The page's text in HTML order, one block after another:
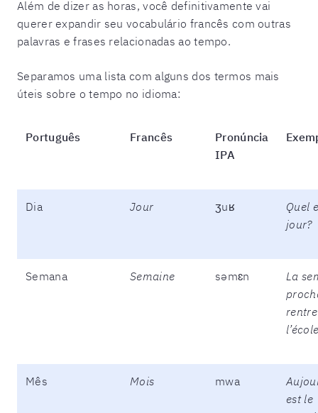
Além de dizer as horas, você definitivamente vai
querer expandir seu vocabulário francês com outras
palavras e frases relacionadas ao tempo.
Separamos uma lista com alguns dos termos mais
úteis sobre o tempo no idioma:
Português Francês
Pronúncia
IPA
Dia Jour ʒuʁ
Quel
jour?
Semana Semaine səmɛn
La
Mês Mois mwa
est le